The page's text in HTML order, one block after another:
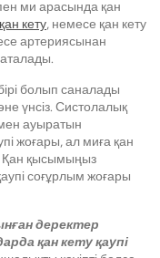
ми арасында қан
кету, немесе қан кету
артериясынан
болып саналады
үнсіз. Систолалық
ауыратын
жоғары, ал миға қан
Қан қысымыңыз
соғұрлым жоғары
деректер
қан кету қаупі